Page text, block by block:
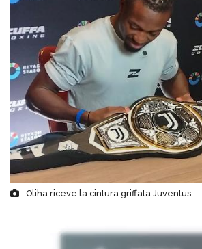
Oliha riceve la cintura griffata Juventus